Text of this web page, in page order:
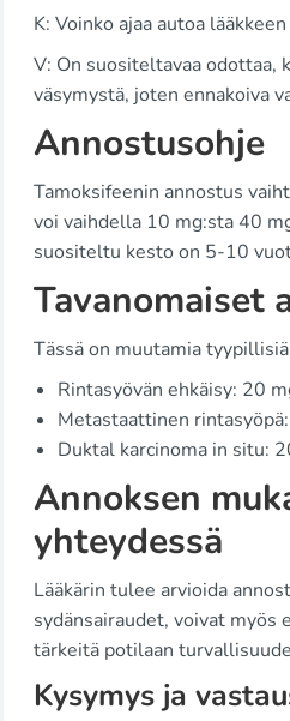
K: Voinko ajaa autoa
V: On suositeltavaa odottaa,
väsymystä, joten ennakoiva
Annostusohje
Tamoksifeenin annostus
voi vaihdella 10 mg:sta 40
suositeltu kesto on 5-10
Tavanomaiset
Tässä on muutamia
Rintasyövän ehkäisy: 20
Metastaattinen
Duktal karcinoma in situ:
Annoksen
yhteydessä
Lääkärin tulee arvioida
sydänsairaudet, voivat
tärkeitä potilaan
Kysymys ja